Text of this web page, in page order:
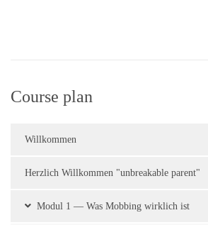
Course plan
Willkommen
Herzlich Willkommen "unbreakable parent"
Modul 1 — Was Mobbing wirklich ist